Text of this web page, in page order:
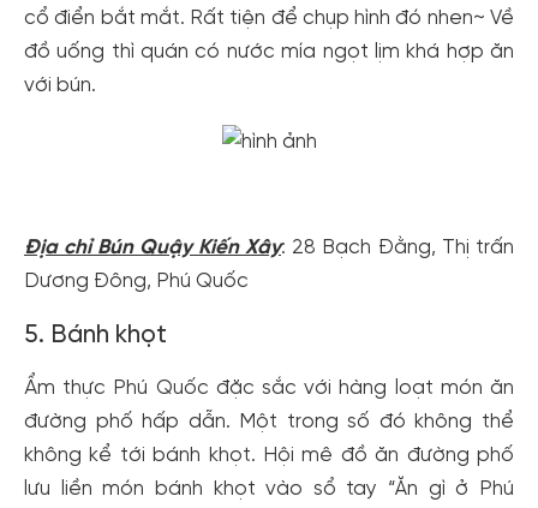
cổ điển bắt mắt. Rất tiện để chụp hình đó nhen~ Về
đồ uống thì quán có nước mía ngọt lịm khá hợp ăn
với bún.
Địa chỉ Bún Quậy Kiến Xây: 28 Bạch Đằng, Thị trấn
Dương Đông, Phú Quốc
5. Bánh khọt
Ẩm thực Phú Quốc đặc sắc với hàng loạt món ăn
đường phố hấp dẫn. Một trong số đó không thể
không kể tới bánh khọt. Hội mê đồ ăn đường phố
lưu liền món bánh khọt vào sổ tay “Ăn gì ở Phú